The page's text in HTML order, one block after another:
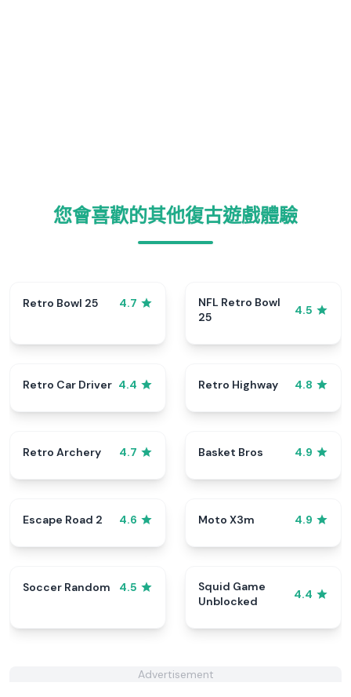
您會喜歡的其他復古遊戲體驗
Retro Bowl 25 4.7
NFL Retro Bowl
25
4.5
Retro Car Driver 4.4 Retro Highway 4.8
Retro Archery 4.7 Basket Bros 4.9
Escape Road 2 4.6 Moto X3m 4.9
Soccer Random 4.5
Squid Game
Unblocked
4.4
Advertisement